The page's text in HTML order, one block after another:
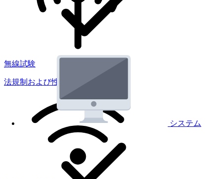
システム
無線試験
法規制および性能試験